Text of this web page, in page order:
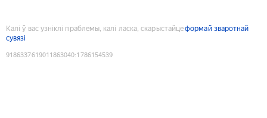
Калі ў вас узніклі праблемы, калі ласка, скарыстайцеформай зваротнай
сувязі
9186337619011863040:1786154539